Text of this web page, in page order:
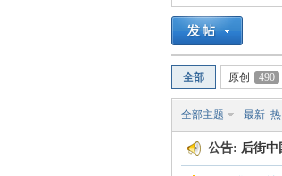
街
全部 原创 490
全部主题 最新
公告: 后街中